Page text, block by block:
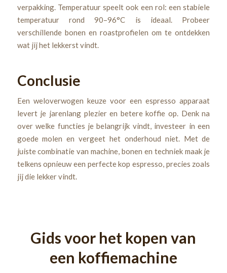
verpakking. Temperatuur speelt ook een rol: een stabiele
temperatuur rond 90–96°C is ideaal. Probeer
verschillende bonen en roastprofielen om te ontdekken
wat jij het lekkerst vindt.
Conclusie
Een weloverwogen keuze voor een espresso apparaat
levert je jarenlang plezier en betere koffie op. Denk na
over welke functies je belangrijk vindt, investeer in een
goede molen en vergeet het onderhoud niet. Met de
juiste combinatie van machine, bonen en techniek maak je
telkens opnieuw een perfecte kop espresso, precies zoals
jij die lekker vindt.
Gids voor het kopen van
een koffiemachine